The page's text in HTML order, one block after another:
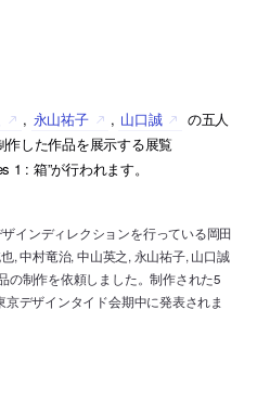
, 永山祐子 , 山口誠
の五人
した作品を展示する展覧
1 : 箱”が行われます。
インディレクションを行っている岡田
, 中村竜治, 中山英之, 永山祐子, 山口誠
の制作を依頼しました。制作された5
デザインタイド会期中に発表されま